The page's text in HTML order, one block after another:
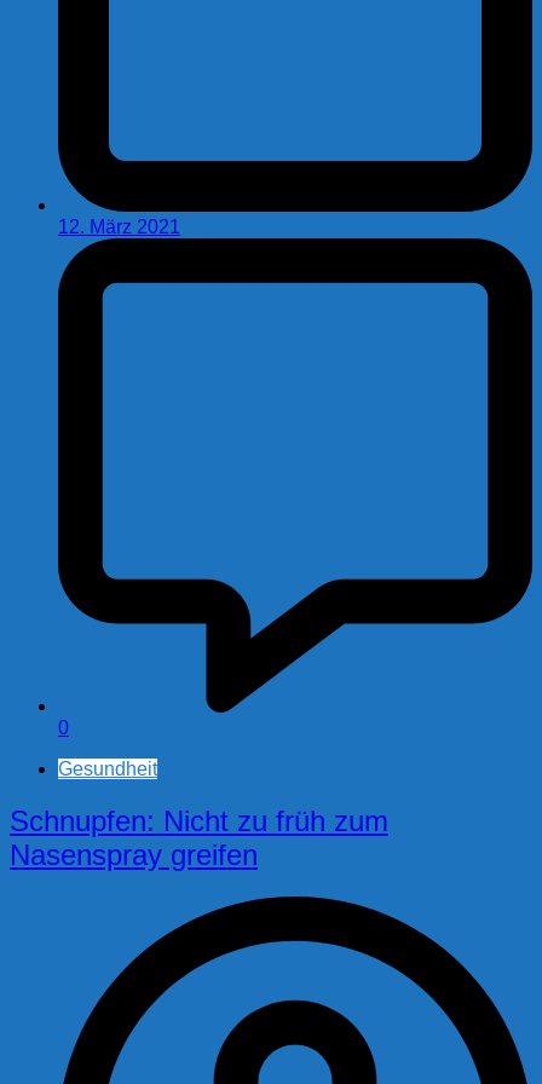
12. März 2021
0
Gesundheit
Schnupfen: Nicht zu früh zum
Nasenspray greifen